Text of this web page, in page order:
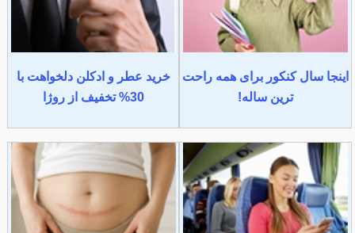
اینجا سال کنکور برای همه راحت
ترین ساله!
خرید عطر و ادکلن دلخواهت با
30% تخفیف از روژا